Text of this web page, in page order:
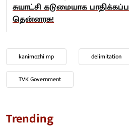
சுயாட்சி கடுமையாக
தென்னரசு!
kanimozhi mp delimitation
TVK Government
Trending